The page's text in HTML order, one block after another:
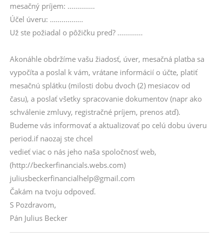
mesačný príjem: ..............
Účel úveru: .................
Už ste požiadal o pôžičku pred? .............
Akonáhle obdržíme vašu žiadosť, úver, mesačná platba sa
vypočíta a poslal k vám, vrátane informácií o účte, platiť
mesačnú splátku (milosti dobu dvoch (2) mesiacov od
času), a poslať všetky spracovanie dokumentov (napr ako
schválenie zmluvy, registračné príjem, prenos atď).
Budeme vás informovať a aktualizovať po celú dobu úveru
period.if naozaj ste chcel
vedieť viac o nás jeho naša spoločnosť web,
(http://beckerfinancials.webs.com)
juliusbeckerfinancialhelp@gmail.com
Čakám na tvoju odpoveď.
S Pozdravom,
Pán Julius Becker